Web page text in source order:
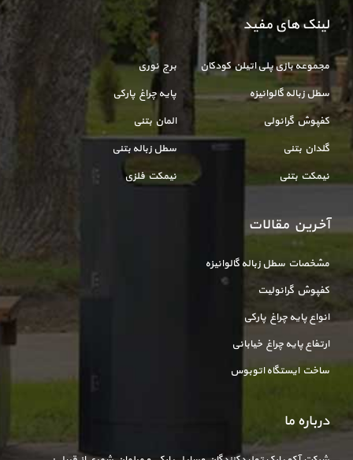
لینک های مفید
مجموعه بازی پلی اتیلن کودکان
برج نوری
سطل زباله گالوانیزه
پایه چراغ پارکی
کفپوش گرانولی
المان بتنی
گلدان بتنی
سطل زباله بتنی
نیمکت بتنی
نیمکت فلزی
آخرین مقالات
مشخصات سطل زباله گالوانیزه
کفپوش گرانولیت
انواع پایه چراغ پارکی
ارتفاع پایه چراغ خیابانی
ساخت ایستگاه اتوبوس
درباره ما